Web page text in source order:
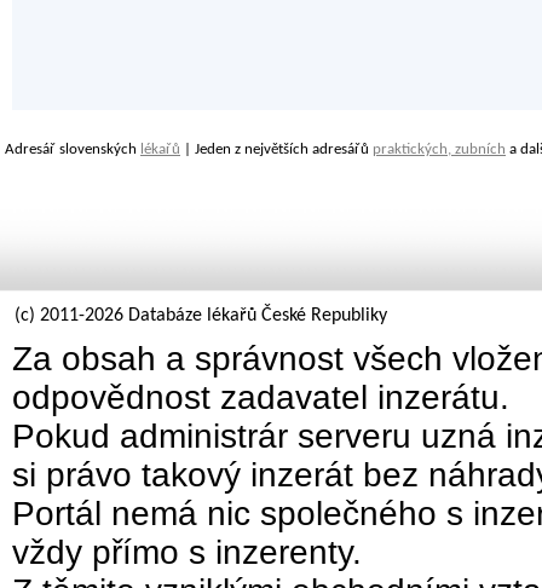
Adresář slovenských lékařů | Jeden z největších adresářů praktických, zubních a
(c) 2011-2026 Databáze lékařů České Republiky
Za obsah a správnost všech
odpovědnost zadavatel inzerátu.
Pokud administrár serveru uzná
si právo takový inzerát bez
Portál nemá nic společného s
vždy přímo s inzerenty.